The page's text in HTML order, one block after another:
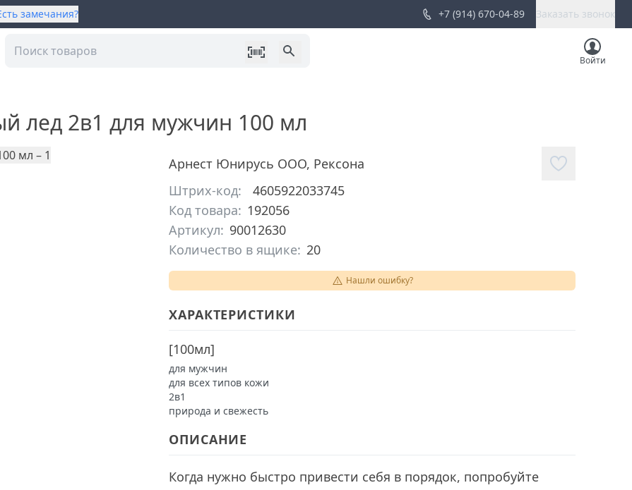
замечания? +7 (914) 670-04-89 Заказать звонок
Войти
лед 2в1 для мужчин 100 мл
Арнест Юнирусь ООО, Рексона
Штрих-код:
4605922033745
Код товара: 192056
Артикул: 90012630
Количество в ящике: 20
Нашли ошибку?
ХАРАКТЕРИСТИКИ
[100мл]
для мужчин
для всех типов кожи
2в1
природа и свежесть
ОПИСАНИЕ
Когда нужно быстро привести себя в порядок, попробуйте